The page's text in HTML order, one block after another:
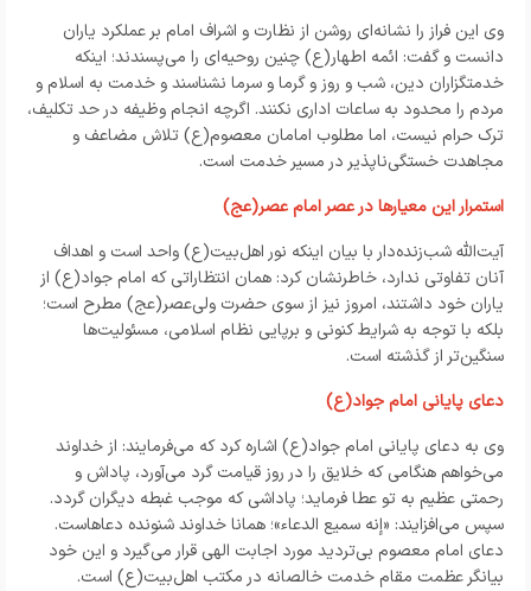
وی این فراز را نشانه‌ای روشن از نظارت و اشراف امام بر عملکرد یاران
دانست و گفت: ائمه اطهار(ع) چنین روحیه‌ای را می‌پسندند؛ اینکه
خدمتگزاران دین، شب و روز و گرما و سرما نشناسند و خدمت به اسلام و
مردم را محدود به ساعات اداری نکنند. اگرچه انجام وظیفه در حد تکلیف،
ترک حرام نیست، اما مطلوب امامان معصوم(ع) تلاش مضاعف و
مجاهدت خستگی‌ناپذیر در مسیر خدمت است.
استمرار این معیارها در عصر امام عصر(عج)
آیت‌الله شب‌زنده‌دار با بیان اینکه نور اهل‌بیت(ع) واحد است و اهداف
آنان تفاوتی ندارد، خاطرنشان کرد: همان انتظاراتی که امام جواد(ع) از
یاران خود داشتند، امروز نیز از سوی حضرت ولی‌عصر(عج) مطرح است؛
بلکه با توجه به شرایط کنونی و برپایی نظام اسلامی، مسئولیت‌ها
سنگین‌تر از گذشته است.
دعای پایانی امام جواد(ع)
وی به دعای پایانی امام جواد(ع) اشاره کرد که می‌فرمایند: از خداوند
می‌خواهم هنگامی که خلایق را در روز قیامت گرد می‌آورد، پاداش و
رحمتی عظیم به تو عطا فرماید؛ پاداشی که موجب غبطه دیگران گردد.
سپس می‌افزایند: «إنه سمیع الدعاء»؛ همانا خداوند شنونده دعاهاست.
دعای امام معصوم بی‌تردید مورد اجابت الهی قرار می‌گیرد و این خود
بیانگر عظمت مقام خدمت خالصانه در مکتب اهل‌بیت(ع) است.